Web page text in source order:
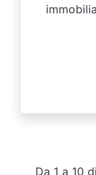
Da 1 a 10